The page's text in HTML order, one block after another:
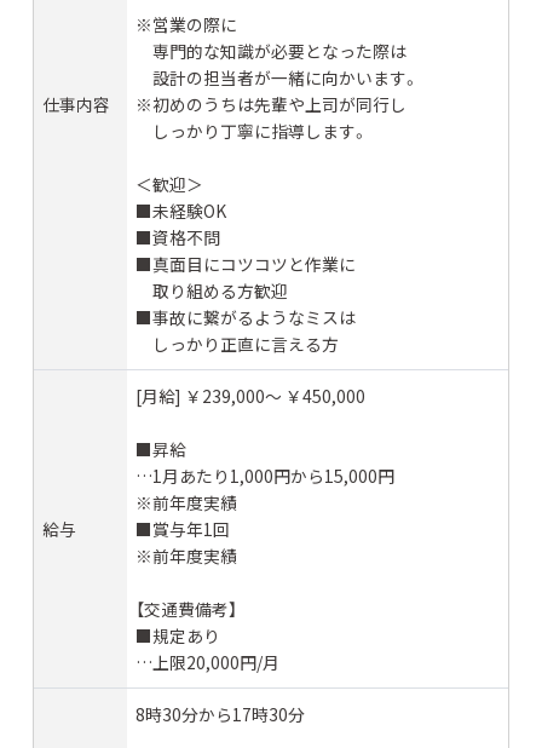
仕事内容
※営業の際に
専門的な知識が必要となった際は
設計の担当者が一緒に向かいます。
※初めのうちは先輩や上司が同行し
しっかり丁寧に指導します。
＜歓迎＞
■未経験OK
■資格不問
■真面目にコツコツと作業に
取り組める方歓迎
■事故に繋がるようなミスは
しっかり正直に言える方
給与
[月給] ￥239,000〜 ￥450,000
■昇給
…1月あたり1,000円から15,000円
※前年度実績
■賞与年1回
※前年度実績
【交通費備考】
■規定あり
…上限20,000円/月
8時30分から17時30分